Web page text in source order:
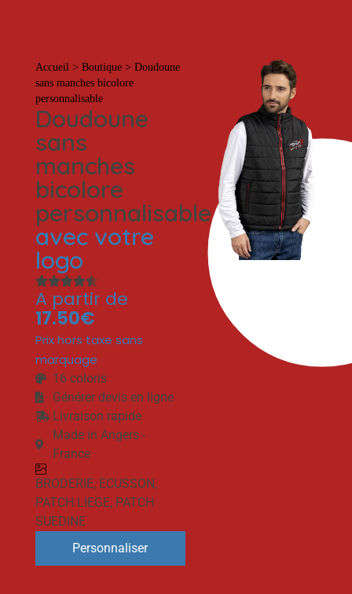
Accueil> Boutique> Doudoune
sans manches bicolore
personnalisable
Doudoune
sans
manches
bicolore
personnalisable
avec votre
logo
A partir de
17.50€
Prix hors taxe sans
marquage
16 coloris
Générer devis en ligne
Livraison rapide
Made in Angers -
France
BRODERIE, ECUSSON,
PATCH LIEGE, PATCH
SUEDINE
Personnaliser